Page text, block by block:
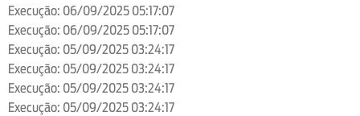
Execução: 06/09/2025 05:17:07
Execução: 06/09/2025 05:17:07
Execução: 05/09/2025 03:24:17
Execução: 05/09/2025 03:24:17
Execução: 05/09/2025 03:24:17
Execução: 05/09/2025 03:24:17